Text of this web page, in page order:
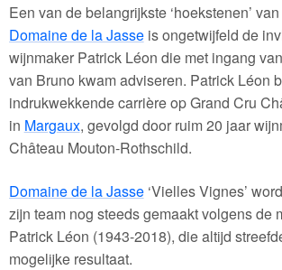
Een van de belangrijkste ‘hoekstenen’
Domaine de la Jasseis ongetwijfeld de
wijnmaker Patrick Léon die met ingang
van Bruno kwam adviseren. Patrick Léon
indrukwekkende carrière op Grand Cru
in Margaux, gevolgd door ruim 20 jaar
Château Mouton-Rothschild.
Domaine de la Jasse‘Vielles Vignes’
zijn team nog steeds gemaakt volgens de
Patrick Léon (1943-2018), die altijd
mogelijke resultaat.